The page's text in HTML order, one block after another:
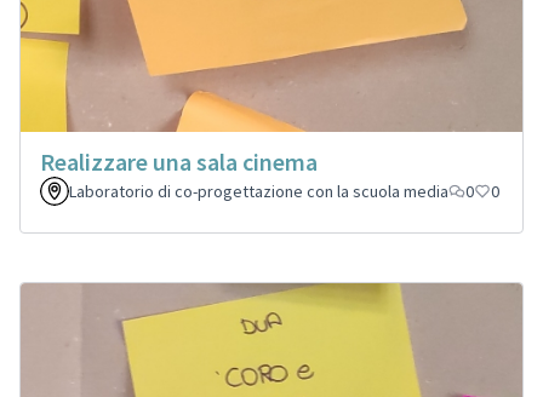
Realizzare una sala cinema
Laboratorio di co-progettazione con la scuola media 0 0